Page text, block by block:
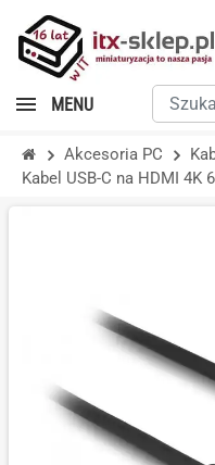
Szukaj
w
MENU
Akcesoria PC
Kabel USB-C na HDMI 4K